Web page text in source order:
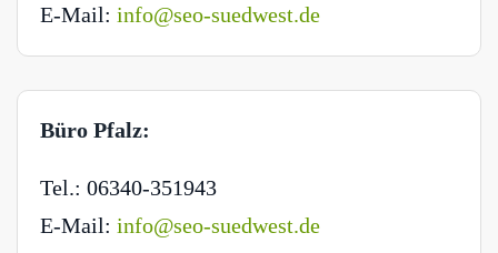
E-Mail: info@seo-suedwest.de
Büro Pfalz:
Tel.: 06340-351943
E-Mail: info@seo-suedwest.de